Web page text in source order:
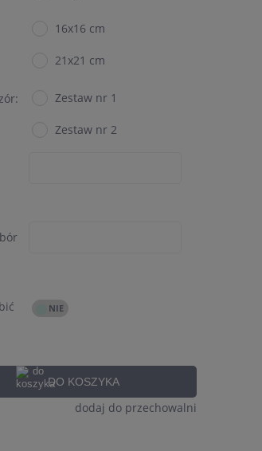
16x16 cm
21x21 cm
Zestaw nr 1
Zestaw nr 2
DO KOSZYKA
dodaj do przechowalni